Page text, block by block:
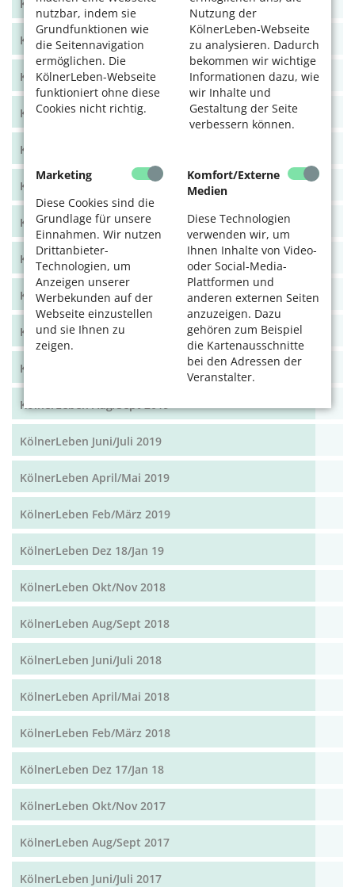
nutzbar, indem sie
Grundfunktionen wie
die Seitennavigation
ermöglichen. Die
KölnerLeben-Webseite
funktioniert ohne diese
Cookies nicht richtig.
Nutzung der
KölnerLeben-Webseite
zu analysieren. Dadurch
bekommen wir wichtige
Informationen dazu, wie
wir Inhalte und
Gestaltung der Seite
verbessern können.
Marketing
Diese Cookies sind die
Grundlage für unsere
Einnahmen. Wir nutzen
Drittanbieter-
Technologien, um
Anzeigen unserer
Werbekunden auf der
Webseite einzustellen
und sie Ihnen zu
zeigen.
Komfort/Externe
Medien
Diese Technologien
verwenden wir, um
Ihnen Inhalte von Video-
oder Social-Media-
Plattformen und
anderen externen Seiten
anzuzeigen. Dazu
gehören zum Beispiel
die Kartenausschnitte
bei den Adressen der
Veranstalter.
KölnerLeben Juni/Juli 2021
KölnerLeben April/Mai 2021
KölnerLeben Feb/März 2021
KölnerLeben Dez 20/Jan 21
KölnerLeben Okt/Nov 2020
KölnerLeben Aug/Sept 2020
KölnerLeben Juni/Juli 2020
KölnerLeben April/Mai 2020
KölnerLeben Feb/März 2020
KölnerLeben Dez 19/Jan 20
KölnerLeben Okt/Nov 19
KölnerLeben Aug/Sept 2019
KölnerLeben Juni/Juli 2019
KölnerLeben April/Mai 2019
KölnerLeben Feb/März 2019
KölnerLeben Dez 18/Jan 19
KölnerLeben Okt/Nov 2018
KölnerLeben Aug/Sept 2018
KölnerLeben Juni/Juli 2018
KölnerLeben April/Mai 2018
KölnerLeben Feb/März 2018
KölnerLeben Dez 17/Jan 18
KölnerLeben Okt/Nov 2017
KölnerLeben Aug/Sept 2017
KölnerLeben Juni/Juli 2017